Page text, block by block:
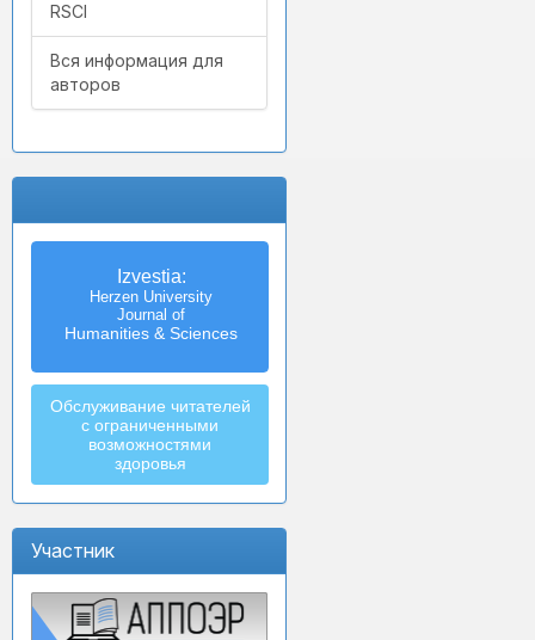
RSCI
Вся информация для
авторов
Izvestia:
Herzen University
Journal of
Humanities & Sciences
Обслуживание читателей
с ограниченными
возможностями
здоровья
Участник